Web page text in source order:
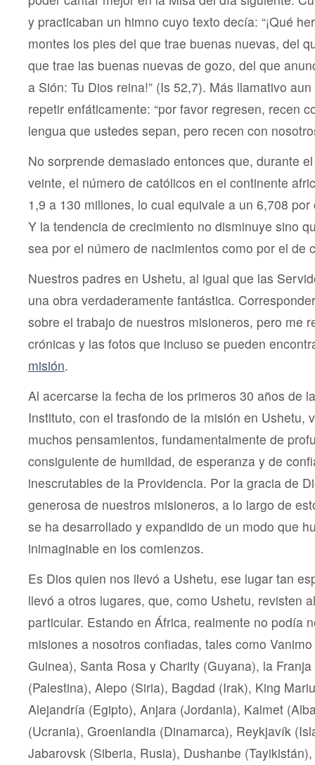
y practicaban un himno cuyo texto decía: “¡Qué
montes los pies del que trae buenas nuevas, del
que trae las buenas nuevas de gozo, del que
a Sión: Tu Dios reina!” (Is 52,7). Más llamativo
repetir enfáticamente: “por favor regresen, recen
lengua que ustedes sepan, pero recen con
No sorprende demasiado entonces que, durante
veinte, el número de católicos en el continente
1,9 a 130 millones, lo cual equivale a un 6,708
Y la tendencia de crecimiento no disminuye sino
sea por el número de nacimientos como por el de
Nuestros padres en Ushetu, al igual que las
una obra verdaderamente fantástica.
sobre el trabajo de nuestros misioneros, pero me
crónicas y las fotos que incluso se pueden
misión.
Al acercarse la fecha de los primeros 30 años de
Instituto, con el trasfondo de la misión en Ushetu,
muchos pensamientos, fundamentalmente de
consiguiente de humildad, de esperanza y de
inescrutables de la Providencia. Por la gracia de
generosa de nuestros misioneros, a lo largo de
se ha desarrollado y expandido de un modo que
inimaginable en los comienzos.
Es Dios quien nos llevó a Ushetu, ese lugar tan
llevó a otros lugares, que, como Ushetu, revisten
particular. Estando en África, realmente no podía
misiones a nosotros confiadas, tales como
Guinea), Santa Rosa y Charity (Guyana), la
(Palestina), Alepo (Siria), Bagdad (Irak), King
Alejandría (Egipto), Anjara (Jordania), Kalmet
(Ucrania), Groenlandia (Dinamarca), Reykjavík
Jabarovsk (Siberia, Rusia), Dushanbe